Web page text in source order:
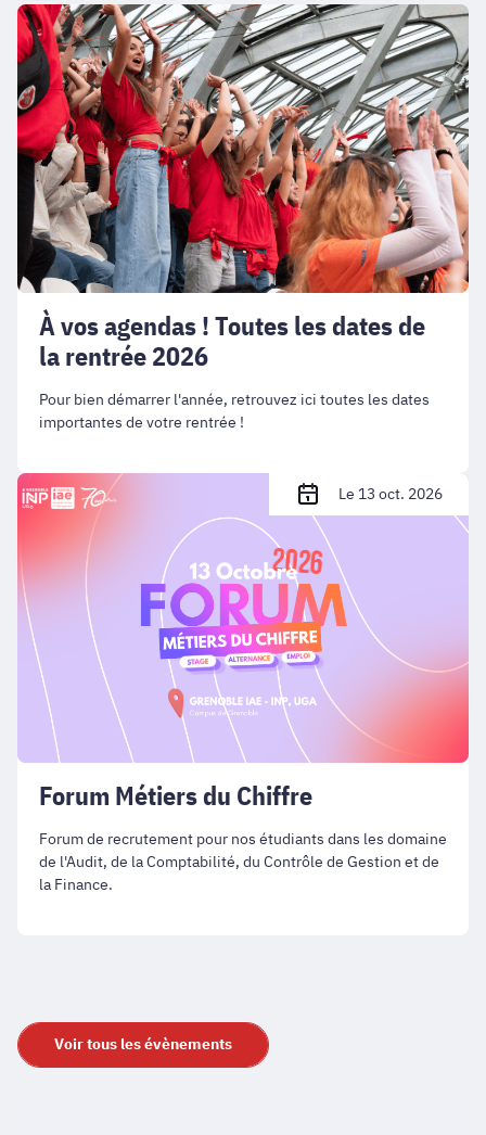
À
vos
agendas
!
Toutes
les
dates
de
la
rentrée
2026
À vos agendas ! Toutes les dates de
la rentrée 2026
Pour bien démarrer l'année, retrouvez ici toutes les dates
importantes de votre rentrée !
Forum
Métiers
du
Chiffre
Le 13 oct. 2026
Forum Métiers du Chiffre
Forum de recrutement pour nos étudiants dans les domaine
de l'Audit, de la Comptabilité, du Contrôle de Gestion et de
la Finance.
Voir tous les évènements